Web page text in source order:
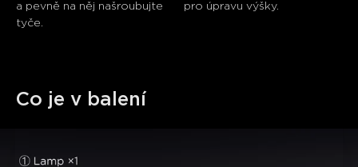
a pevně na něj našroubujte
tyče.
pro úpravu výšky.
Co je v balení